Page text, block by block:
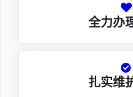
全力办
扎实维